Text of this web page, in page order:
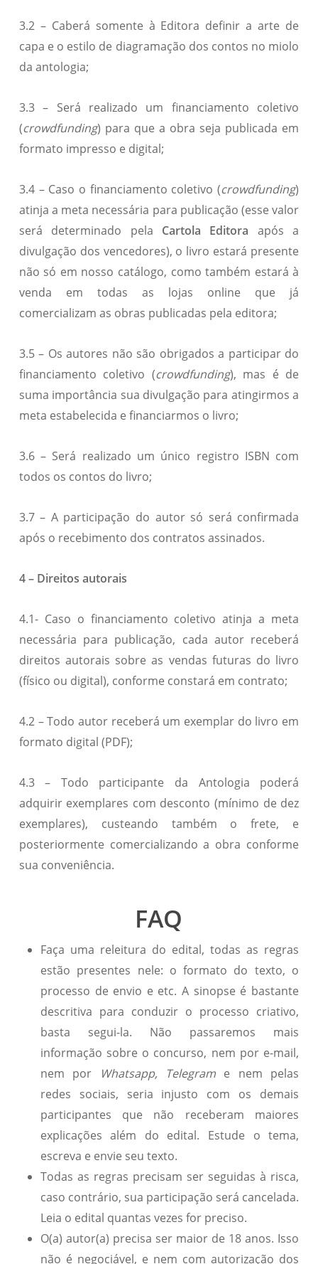
3.2 – Caberá somente à Editora definir a arte de
capa e o estilo de diagramação dos contos no miolo
da antologia;
3.3 – Será realizado um financiamento coletivo
(crowdfunding) para que a obra seja publicada em
formato impresso e digital;
3.4 – Caso o financiamento coletivo (crowdfunding)
atinja a meta necessária para publicação (esse valor
será determinado pela Cartola Editora após a
divulgação dos vencedores), o livro estará presente
não só em nosso catálogo, como também estará à
venda em todas as lojas online que já
comercializam as obras publicadas pela editora;
3.5 – Os autores não são obrigados a participar do
financiamento coletivo (crowdfunding), mas é de
suma importância sua divulgação para atingirmos a
meta estabelecida e financiarmos o livro;
3.6 – Será realizado um único registro ISBN com
todos os contos do livro;
3.7 – A participação do autor só será confirmada
após o recebimento dos contratos assinados.
4 – Direitos autorais
4.1- Caso o financiamento coletivo atinja a meta
necessária para publicação, cada autor receberá
direitos autorais sobre as vendas futuras do livro
(físico ou digital), conforme constará em contrato;
4.2 – Todo autor receberá um exemplar do livro em
formato digital (PDF);
4.3 – Todo participante da Antologia poderá
adquirir exemplares com desconto (mínimo de dez
exemplares), custeando também o frete, e
posteriormente comercializando a obra conforme
sua conveniência.
FAQ
Faça uma releitura do edital, todas as regras
estão presentes nele: o formato do texto, o
processo de envio e etc. A sinopse é bastante
descritiva para conduzir o processo criativo,
basta segui-la. Não passaremos mais
informação sobre o concurso, nem por e-mail,
nem por
Whatsapp, Telegram e nem pelas
redes sociais, seria injusto com os demais
participantes que não receberam maiores
explicações além do edital. Estude o tema,
escreva e envie seu texto.
Todas as regras precisam ser seguidas à risca,
caso contrário, sua participação será cancelada.
Leia o edital quantas vezes for preciso.
O(a) autor(a) precisa ser maior de 18 anos. Isso
não é negociável, e nem com autorização dos